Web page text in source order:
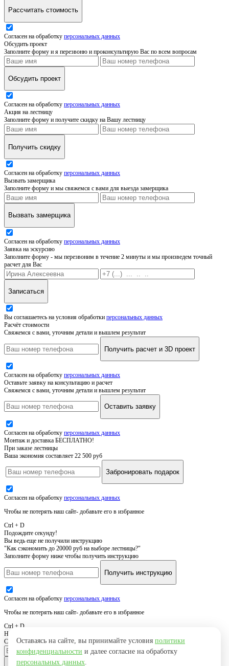
Рассчитать стоимость
Согласен на обработку персональных данных
Обсудить проект
Заполните форму и я перезвоню и проконсультирую Вас по всем вопросам
Обсудить проект
Согласен на обработку персональных данных
Акция на лестницу
Заполните форму и получите скидку на Вашу лестницу
Получить скидку
Согласен на обработку персональных данных
Вызвать замерщика
Заполните форму и мы свяжемся с вами для выезда замерщика
Вызвать замерщика
Согласен на обработку персональных данных
Заявка на эскурсию
Заполните форму - мы перезвоним в течение 2 минуты и мы произведем точный
расчет для Вас
Записаться
Вы соглашаетесь на условия обработки персональных данных
Расчёт стоимости
Свяжемся с вами, уточним детали и вышлем результат
Получить расчет и 3D проект
Согласен на обработку персональных данных
Оставьте заявку на консультацию и расчет
Свяжемся с вами, уточним детали и вышлем результат
Оставить заявку
Согласен на обработку персональных данных
Монтаж и доставка БЕСПЛАТНО!
При заказе лестницы
Ваша экономия составляет 22 500 руб
Забронировать подарок
Согласен на обработку персональных данных
Чтобы не потерять наш сайт- добавьте его в избранное
Ctrl + D
Подождите секунду!
Вы ведь еще не получили инструкцию
"Как сэкономить до 20000 руб на выборе лестницы?"
Заполните форму ниже чтобы получить инструкцию
Получить инструкцию
Согласен на обработку персональных данных
Чтобы не потерять наш сайт- добавьте его в избранное
Ctrl + D
Нужна похожая лестница
Свяжемся с вами, уточним детали и вышлем результат
Оставаясь на сайте, вы принимайте условия политики
конфиденциальности и далее согласие на обработку
персональных данных.